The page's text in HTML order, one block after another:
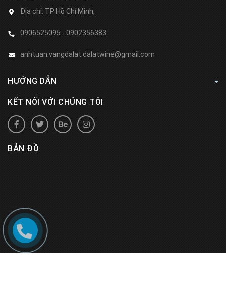
Địa chỉ: TP Hồ Chí Minh,
0906525095 - 0902356383
anhtuan.vangdalat.dalatwine@gmail.com
HƯỚNG DẪN
KẾT NỐI VỚI CHÚNG TÔI
BẢN ĐỒ